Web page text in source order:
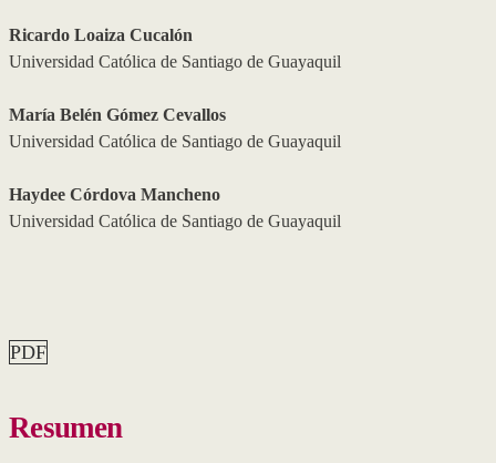
Ricardo Loaiza Cucalón
Universidad Católica de Santiago de Guayaquil
María Belén Gómez Cevallos
Universidad Católica de Santiago de Guayaquil
Haydee Córdova Mancheno
Universidad Católica de Santiago de Guayaquil
PDF
Resumen